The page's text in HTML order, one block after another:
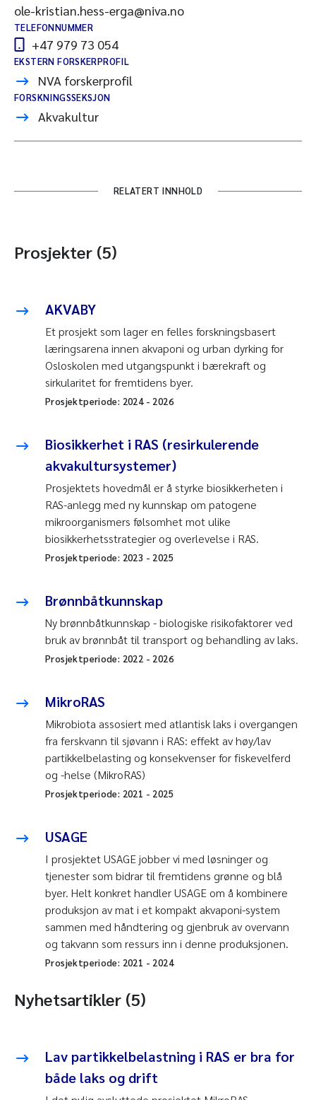
ole-kristian.hess-erga@niva.no
TELEFONNUMMER
+47 979 73 054
EKSTERN FORSKERPROFIL
NVA forskerprofil
FORSKNINGSSEKSJON
Akvakultur
RELATERT INNHOLD
Prosjekter (5)
AKVABY
Et prosjekt som lager en felles forskningsbasert
læringsarena innen akvaponi og urban dyrking for
Osloskolen med utgangspunkt i bærekraft og
sirkularitet for fremtidens byer.
Prosjektperiode: 2024- 2026
Biosikkerhet i RAS (resirkulerende
akvakultursystemer)
Prosjektets hovedmål er å styrke biosikkerheten i
RAS-anlegg med ny kunnskap om patogene
mikroorganismers følsomhet mot ulike
biosikkerhetsstrategier og overlevelse i RAS.
Prosjektperiode: 2023 - 2025
Brønnbåtkunnskap
Ny brønnbåtkunnskap - biologiske risikofaktorer ved
bruk av brønnbåt til transport og behandling av laks.
Prosjektperiode: 2022 - 2026
MikroRAS
Mikrobiota assosiert med atlantisk laks i overgangen
fra ferskvann til sjøvann i RAS: effekt av høy/lav
partikkelbelasting og konsekvenser for fiskevelferd
og -helse (MikroRAS)
Prosjektperiode: 2021 - 2025
USAGE
I prosjektet USAGE jobber vi med løsninger og
tjenester som bidrar til fremtidens grønne og blå
byer. Helt konkret handler USAGE om å kombinere
produksjon av mat i et kompakt akvaponi-system
sammen med håndtering og gjenbruk av overvann
og takvann som ressurs inn i denne produksjonen.
Prosjektperiode: 2021 - 2024
Nyhetsartikler (5)
Lav partikkelbelastning i RAS er bra for
både laks og drift